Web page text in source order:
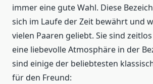
immer eine gute Wahl. Diese
sich im Laufe der Zeit bewährt und
vielen Paaren geliebt. Sie sind
eine liebevolle Atmosphäre in der
sind einige der beliebtesten
für den Freund: